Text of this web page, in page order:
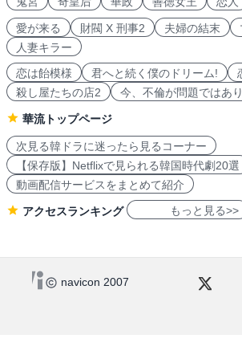
愛が来る 財閥 X 刑事2 夫婦の結末
人妻キラー
恋は飴模様
君へと続く僕のドリーム!
殺し屋たちの店2
今、不倫が問題ではあ
華流トップページ
次見る韓ドラに迷ったら見るコーナー
【保存版】Netflixで見られる韓国時代劇20選
動画配信サービスをまとめて紹介
アクセスランキング もっと見る>>
navicon 2007